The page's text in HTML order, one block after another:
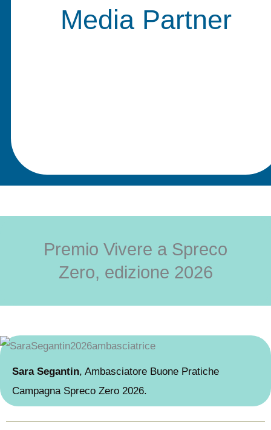
Media Partner
Premio Vivere a Spreco
Zero, edizione 2026
Sara Segantin, Ambasciatore Buone Pratiche
Campagna Spreco Zero 2026.